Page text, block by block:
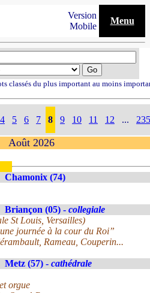
Version
Mobile
Menu
classés du plus important au moins
4 5 6 7 8 9 10 11 12 ...
Août 2026
Chamonix (74)
Briançon (05) - collegiale
St Louis, Versailles)
journée à la cour du Roi”
Rameau, Couperin...
Metz (57) - cathédrale
orgue